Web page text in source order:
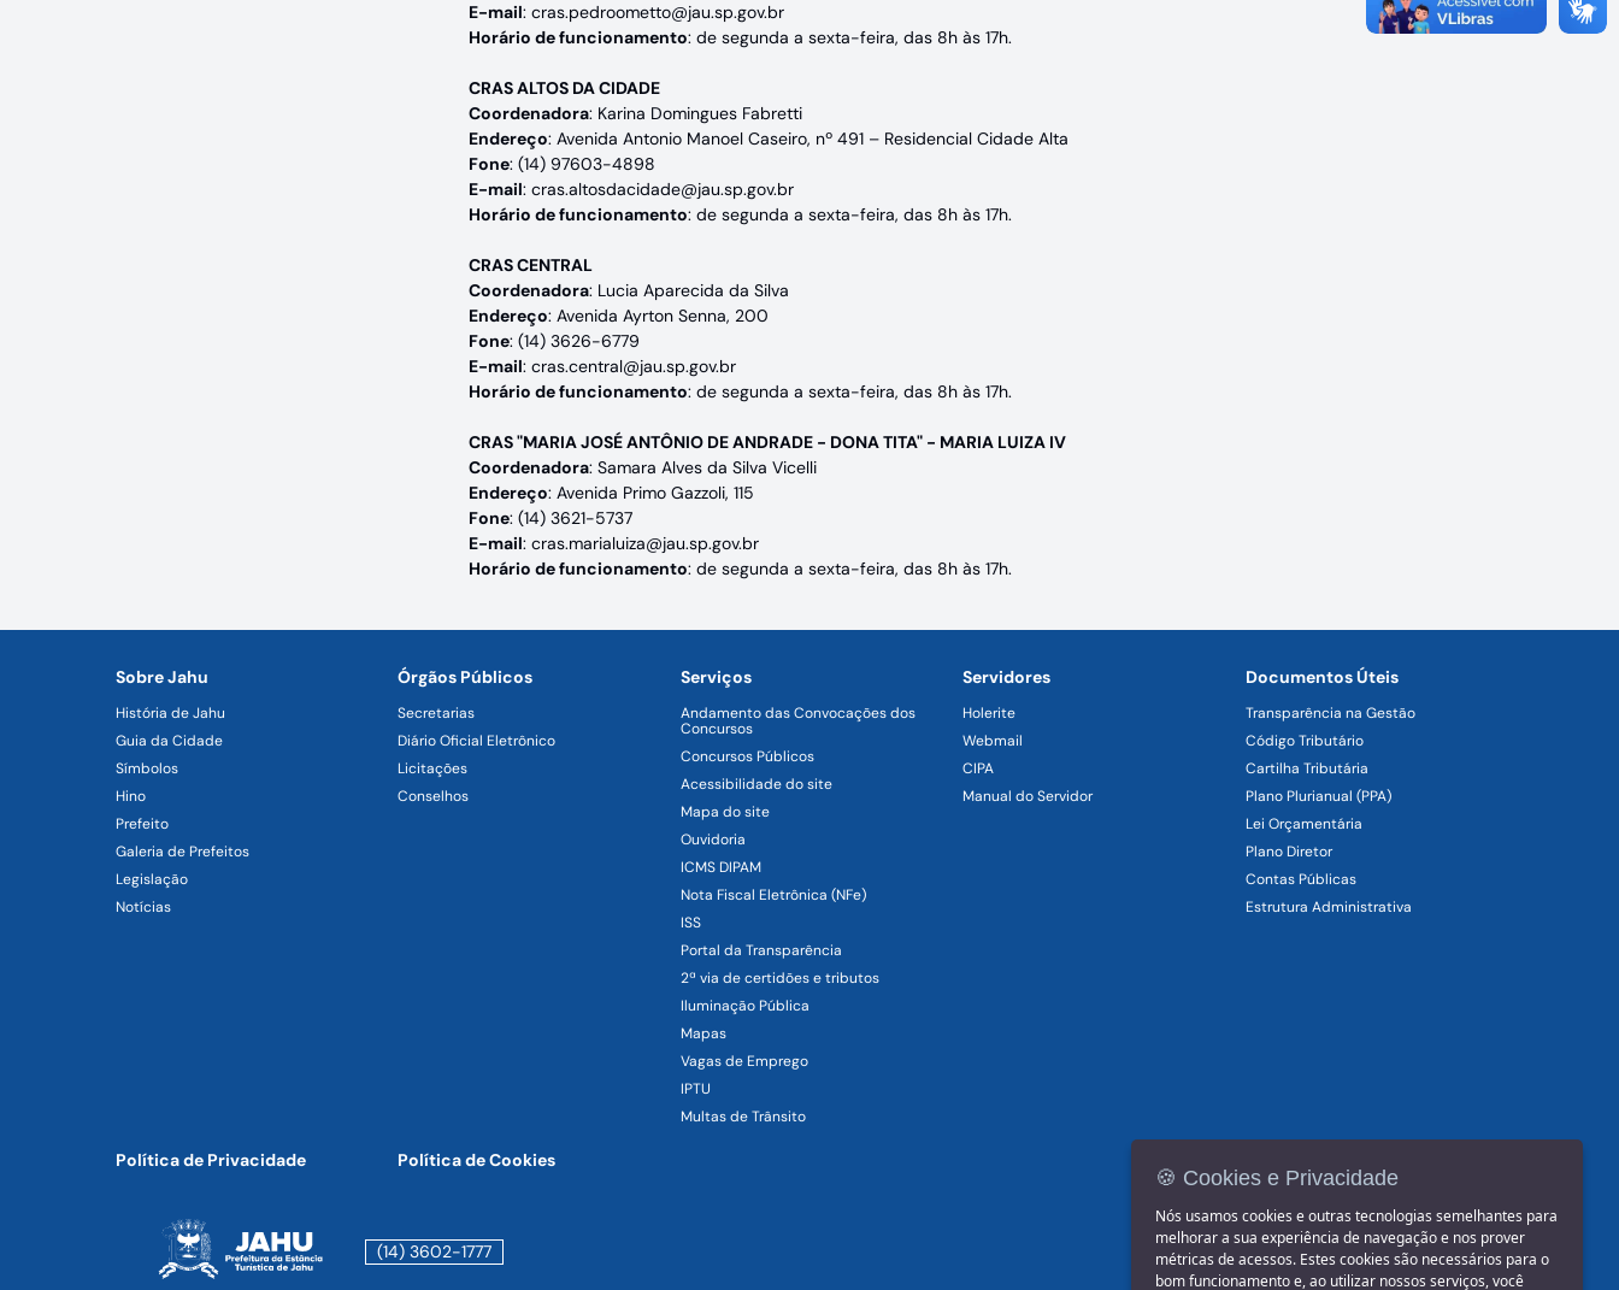
E-mail: cras.pedroometto@jau.sp.gov.br
Horário de funcionamento: de segunda a sexta-feira, das 8h às 17h.
CRAS ALTOS DA CIDADE
Coordenadora: Karina Domingues Fabretti
Endereço: Avenida Antonio Manoel Caseiro, nº 491 – Residencial Cidade Alta
Fone: (14) 97603-4898
E-mail: cras.altosdacidade@jau.sp.gov.br
Horário de funcionamento: de segunda a sexta-feira, das 8h às 17h.
CRAS CENTRAL
Coordenadora: Lucia Aparecida da Silva
Endereço: Avenida Ayrton Senna, 200
Fone: (14) 3626-6779
E-mail: cras.central@jau.sp.gov.br
Horário de funcionamento: de segunda a sexta-feira, das 8h às 17h.
CRAS "MARIA JOSÉ ANTÔNIO DE ANDRADE - DONA TITA" - MARIA LUIZA IV
Coordenadora: Samara Alves da Silva Vicelli
Endereço: Avenida Primo Gazzoli, 115
Fone: (14) 3621-5737
E-mail: cras.marialuiza@jau.sp.gov.br
Horário de funcionamento: de segunda a sexta-feira, das 8h às 17h.
Sobre Jahu
História de Jahu
Guia da Cidade
Símbolos
Hino
Prefeito
Galeria de Prefeitos
Legislação
Notícias
Órgãos Públicos
Secretarias
Diário Oficial Eletrônico
Licitações
Conselhos
Serviços
Andamento das Convocações dos
Concursos
Concursos Públicos
Acessibilidade do site
Mapa do site
Ouvidoria
ICMS DIPAM
Nota Fiscal Eletrônica (NFe)
ISS
Portal da Transparência
2ª via de certidões e tributos
Iluminação Pública
Mapas
Vagas de Emprego
IPTU
Multas de Trânsito
Servidores
Holerite
Webmail
CIPA
Manual do Servidor
Documentos Úteis
Transparência na Gestão
Código Tributário
Cartilha Tributária
Plano Plurianual (PPA)
Lei Orçamentária
Plano Diretor
Contas Públicas
Estrutura Administrativa
Política de Privacidade Política de Cookies
(14) 3602-1777
🍪 Cookies e Privacidade
Nós usamos cookies e outras tecnologias semelhantes para
melhorar a sua experiência de navegação e nos prover
métricas de acessos. Estes cookies são necessários para o
bom funcionamento e, ao utilizar nossos serviços, você